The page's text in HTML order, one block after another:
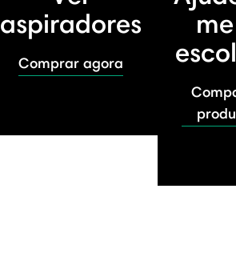
aspiradores
Comprar agora